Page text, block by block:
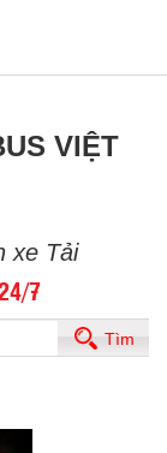
VIỆT
xe Tải
24/7
Tìm